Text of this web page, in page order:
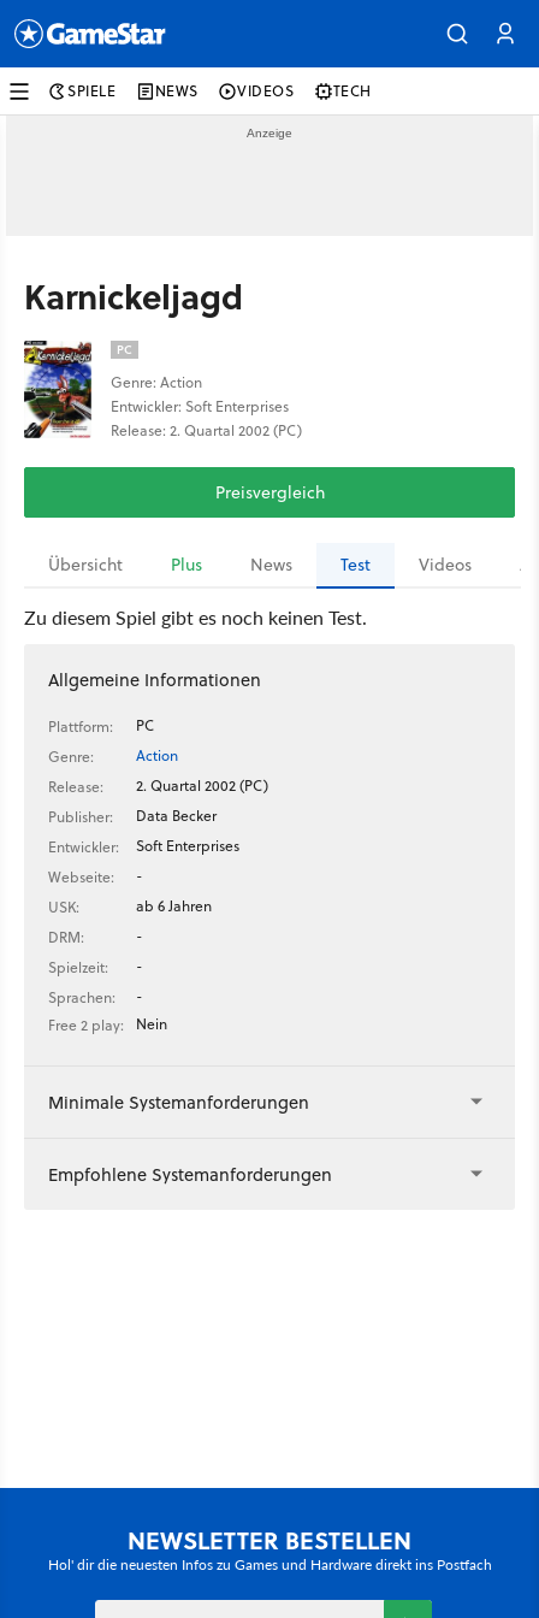
SPIELE NEWS VIDEOS TECH
Karnickeljagd
PC
Genre: Action
Entwickler: Soft Enterprises
Release: 2. Quartal 2002 (PC)
Preisvergleich
Übersicht Plus News Test Videos
Zu diesem Spiel gibt es noch keinen Test.
Allgemeine Informationen
Plattform:
PC
Genre:
Action
Release:
2. Quartal 2002 (PC)
Publisher:
Data Becker
Entwickler:
Soft Enterprises
Webseite:
-
USK:
ab 6 Jahren
DRM:
-
Spielzeit:
-
Sprachen:
-
Free 2 play:
Nein
Minimale Systemanforderungen
Empfohlene Systemanforderungen
NEWSLETTER BESTELLEN
Hol' dir die neuesten Infos zu Games und Hardware direkt ins Postfach